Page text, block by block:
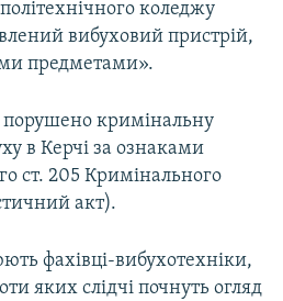
коледжу
вибуховий пристрій,
предметами».
кримінальну
в Керчі за ознаками
ст. 205 Кримінального
акт).
фахівці-вибухотехніки,
яких слідчі почнуть огляд